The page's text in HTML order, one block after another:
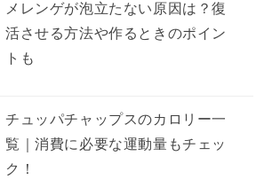
メレンゲが泡立たない原因は？復
活させる方法や作るときのポイン
トも
チュッパチャップスのカロリー一
覧｜消費に必要な運動量もチェッ
ク！